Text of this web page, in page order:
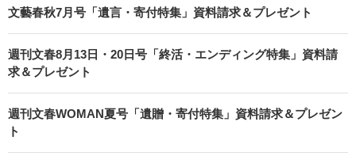
文藝春秋7月号「遺言・寄付特集」資料請求＆プレゼント
週刊文春8月13日・20日号「終活・エンディング特集」資料請
求＆プレゼント
週刊文春WOMAN夏号「遺贈・寄付特集」資料請求＆プレゼン
ト